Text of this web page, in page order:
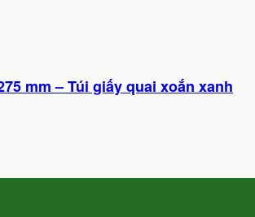
mm – Túi giấy quai xoắn xanh